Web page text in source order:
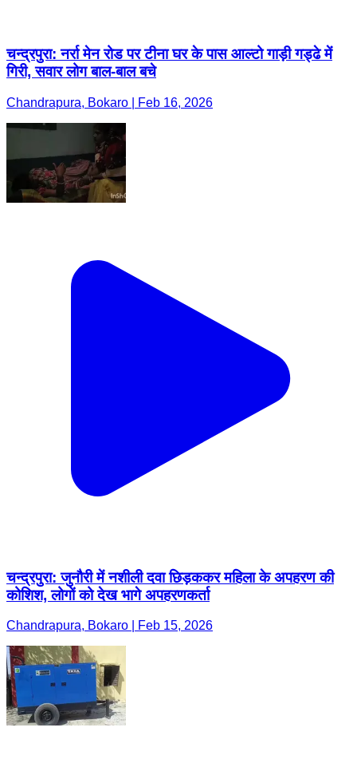
चन्द्रपुरा: नर्रा मेन रोड पर टीना घर के पास आल्टो गाड़ी गड्ढे में
गिरी, सवार लोग बाल-बाल बचे
Chandrapura, Bokaro | Feb 16, 2026
चन्द्रपुरा: जुनौरी में नशीली दवा छिड़ककर महिला के अपहरण की
कोशिश, लोगों को देख भागे अपहरणकर्ता
Chandrapura, Bokaro | Feb 15, 2026